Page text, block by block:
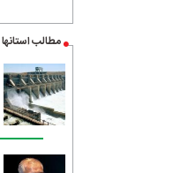
مطالب استانها